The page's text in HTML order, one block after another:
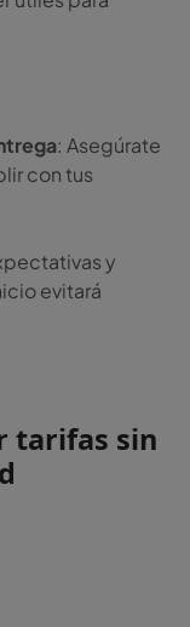
: Asegúrate
con tus
y
evitará
tarifas sin